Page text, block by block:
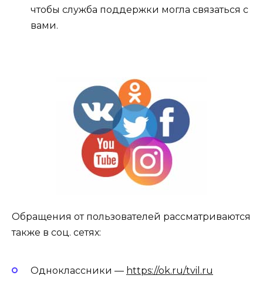
чтобы служба поддержки могла связаться с
вами.
Обращения от пользователей рассматриваются
также в соц. сетях:
Одноклассники — https://ok.ru/tvil.ru